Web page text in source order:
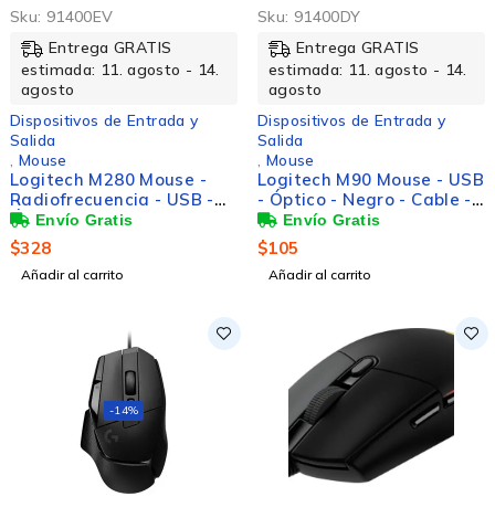
Sku: 91400EV
Entrega GRATIS
estimada: 11. agosto - 14.
agosto
Dispositivos de Entrada y
Salida
Mouse
Logitech M280 Mouse -
Radiofrecuencia - USB -
Óptico - 3 Botón(es) -
Negro - Inalámbrico - 1000
dpi - Rueda de
desplazamiento
$328
Añadir al carrito
Sku: 91400DY
Entrega GRATIS
estimada: 11. agosto - 14.
agosto
Dispositivos de Entrada y
Salida
Mouse
Logitech M90 Mouse - USB
- Óptico - Negro - Cable -
Rueda de desplazamiento
- Simétrico
$105
Añadir al carrito
-14%